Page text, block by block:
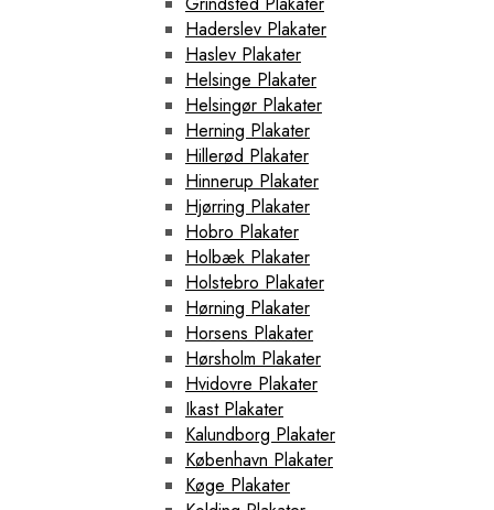
Haderslev Plakater
Haslev Plakater
Helsinge Plakater
Helsingør Plakater
Herning Plakater
Hillerød Plakater
Hinnerup Plakater
Hjørring Plakater
Hobro Plakater
Holbæk Plakater
Holstebro Plakater
Hørning Plakater
Horsens Plakater
Hørsholm Plakater
Hvidovre Plakater
Ikast Plakater
Kalundborg Plakater
København Plakater
Køge Plakater